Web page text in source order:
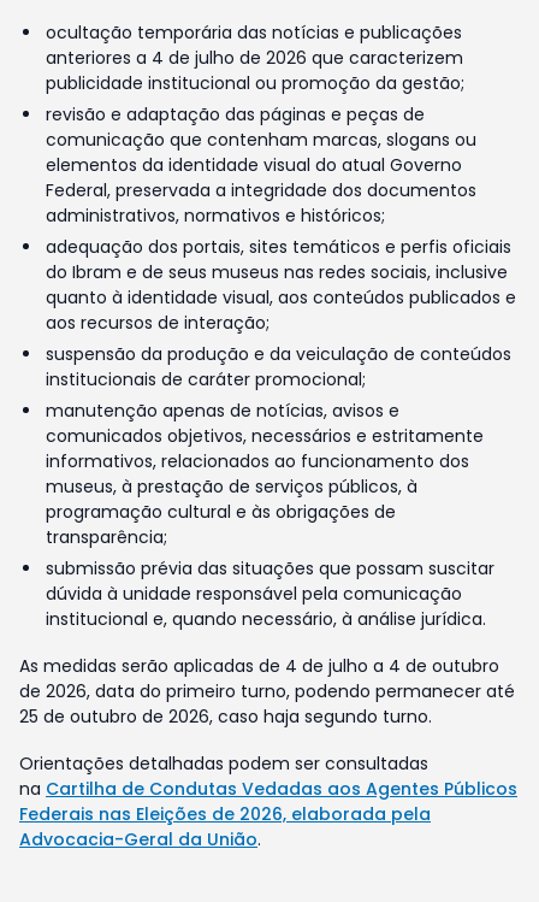
ocultação temporária das notícias e publicações
anteriores a 4 de julho de 2026 que caracterizem
publicidade institucional ou promoção da gestão;
revisão e adaptação das páginas e peças de
comunicação que contenham marcas, slogans ou
elementos da identidade visual do atual Governo
Federal, preservada a integridade dos documentos
administrativos, normativos e históricos;
adequação dos portais, sites temáticos e perfis oficiais
do Ibram e de seus museus nas redes sociais, inclusive
quanto à identidade visual, aos conteúdos publicados e
aos recursos de interação;
suspensão da produção e da veiculação de conteúdos
institucionais de caráter promocional;
manutenção apenas de notícias, avisos e
comunicados objetivos, necessários e estritamente
informativos, relacionados ao funcionamento dos
museus, à prestação de serviços públicos, à
programação cultural e às obrigações de
transparência;
submissão prévia das situações que possam suscitar
dúvida à unidade responsável pela comunicação
institucional e, quando necessário, à análise jurídica.
As medidas serão aplicadas de 4 de julho a 4 de outubro
de 2026, data do primeiro turno, podendo permanecer até
25 de outubro de 2026, caso haja segundo turno.
Orientações detalhadas podem ser consultadas
na Cartilha de Condutas Vedadas aos Agentes Públicos
Federais nas Eleições de 2026, elaborada pela
Advocacia-Geral da União.